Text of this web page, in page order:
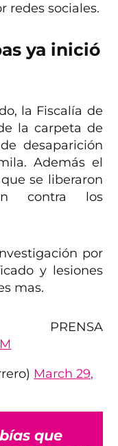
redes sociales.
ya inició
la Fiscalía de
la carpeta de
desaparición
Además el
se liberaron
contra los
por
y lesiones
mas.
PRENSA
March 29,
que